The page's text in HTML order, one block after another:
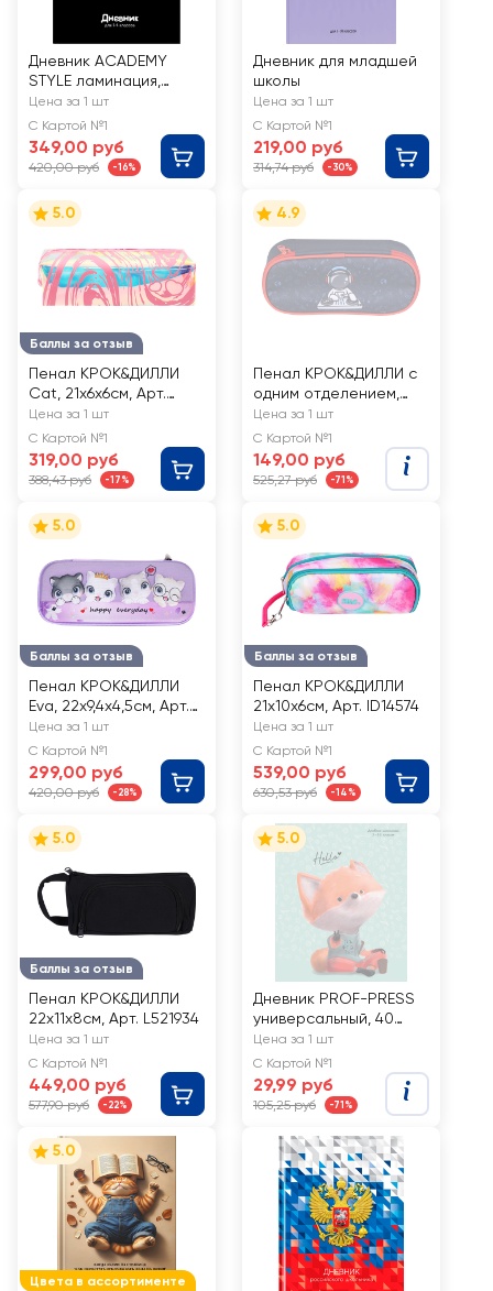
Дневник ACADEMY
STYLE ламинация,
тиснение фольгой,
Арт. 14506-14509
Цена за 1 шт
С Картой №1
349,00 руб
420,00 руб -16%
Дневник для младшей
школы
Цена за 1 шт
С Картой №1
219,00 руб
314,74 руб -30%
Баллы за отзыв
5.0
Пенал КРОК&ДИЛЛИ
Cat, 21x6x6см, Арт.
MF521633
Цена за 1 шт
С Картой №1
319,00 руб
388,43 руб -17%
4.9
Пенал КРОК&ДИЛЛИ с
одним отделением,
21,5x9x6см, Арт. AB-
MGLT05
Цена за 1 шт
С Картой №1
149,00 руб
525,27 руб -71%
Баллы за отзыв
5.0
Пенал КРОК&ДИЛЛИ
Eva, 22х9,4х4,5см, Арт.
LTA1017005
Цена за 1 шт
С Картой №1
299,00 руб
420,00 руб -28%
Баллы за отзыв
5.0
Пенал КРОК&ДИЛЛИ
21х10х6см, Арт. ID14574
Цена за 1 шт
С Картой №1
539,00 руб
630,53 руб -14%
Баллы за отзыв
5.0
Пенал КРОК&ДИЛЛИ
22х11х8см, Арт. L521934
Цена за 1 шт
С Картой №1
449,00 руб
577,90 руб -22%
5.0
Дневник PROF-PRESS
универсальный, 40
листов, на скрепке, в
ассортименте
Цена за 1 шт
С Картой №1
29,99 руб
105,25 руб -71%
Цвета в ассортименте
5.0